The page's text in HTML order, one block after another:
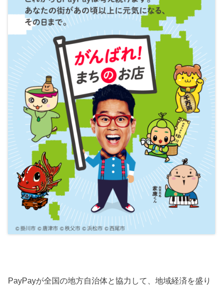
PayPayが全国の地方自治体と協力して、地域経済を盛り